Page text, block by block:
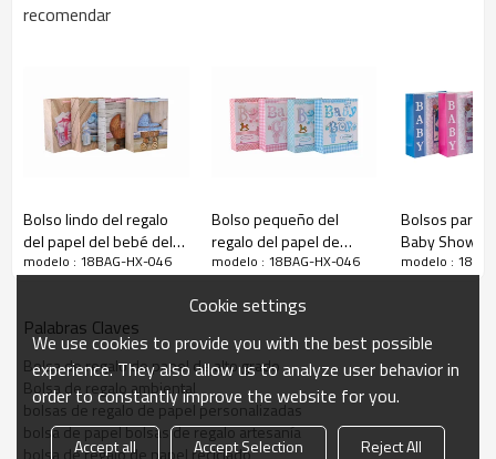
bolsas de regalo de patrón de lirio
recomendar
Bolso lindo del regalo
del papel del bebé del
mejor precio de alta
de la llave
modelo : 18BAG-HX-046
Bolso pequeño del
regalo del papel de
diversos tamaños del
bebé del boutique con 4
el embalaje de la llave
modelo : 18BAG-HX-046
Bolsos para
Baby Shower
brillo con 4
modelo :
Palabras Claves
Bolsa de regalo de papel de alto grado
Bolsa de regalo ambiental
bolsas de regalo de papel personalizadas
bolsa de papel bolsas de regalo artesanía
bolsa de regalo de papel reciclado
Cookie settings
We use cookies to provide you with the best possible
experience. They also allow us to analyze user behavior in
order to constantly improve the website for you.
Accept all Accept Selection Reject All